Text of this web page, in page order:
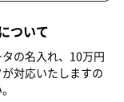
ついて
の名入れ、10万円
対応いたしますの